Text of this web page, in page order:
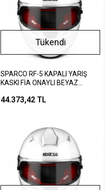
Tükendi
SPARCO RF-5 KAPALI YARIŞ
KASKI FİA ONAYLI BEYAZ
44.373,42 TL